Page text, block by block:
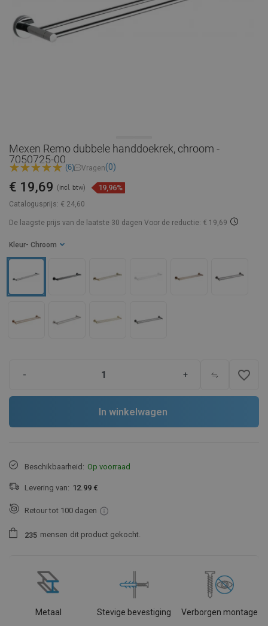
Mexen Remo dubbele handdoekrek, chroom -
7050725-00
(6) Vragen(0)
Catalogusprijs: € 24,60
€ 19,69 (incl. btw) 19,96%
De laagste prijs van de laatste 30 dagen Voor de reductie: € 19,69
Kleur - Chroom
- + favorite_border
In winkelwagen
Beschikbaarheid: Op voorraad
Levering van: 12.99 €
Retour tot 100 dagen
235 mensen dit product gekocht.
Metaal Stevige bevestiging Verborgen montage